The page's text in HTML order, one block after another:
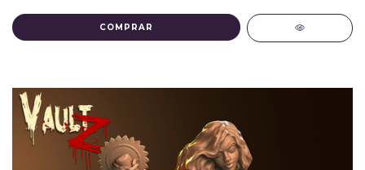
COMPRAR